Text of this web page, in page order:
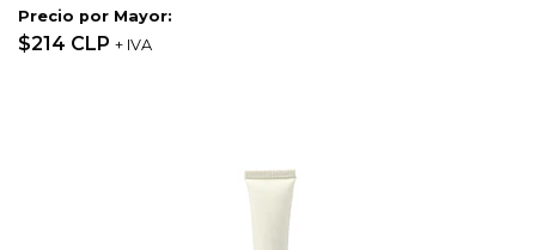
Precio por Mayor:
$214 CLP + IVA